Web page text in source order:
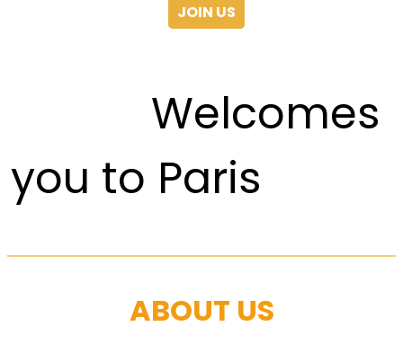
JOIN US
Welcomes
you to Paris
ABOUT US